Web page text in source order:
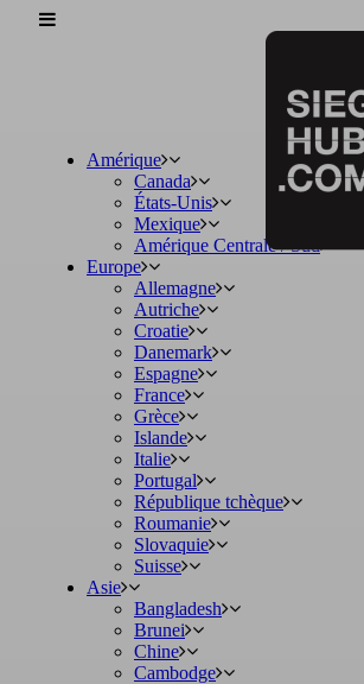
Amérique
Canada
États-Unis
Mexique
Amérique Centrale / Sud
Europe
Allemagne
Autriche
Croatie
Danemark
Espagne
France
Grèce
Islande
Italie
Portugal
République tchèque
Roumanie
Slovaquie
Suisse
Asie
Bangladesh
Brunei
Chine
Cambodge